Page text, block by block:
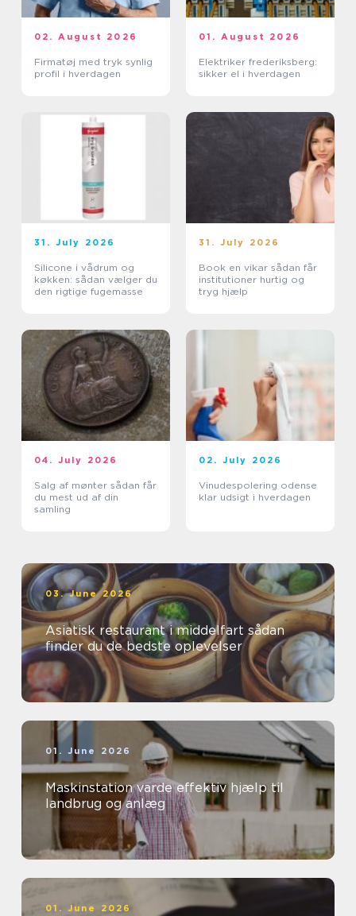
02. August 2026
Firmatøj med tryk synlig
profil i hverdagen
01. August 2026
Elektriker frederiksberg:
sikker el i hverdagen
31. July 2026
Silicone i vådrum og
køkken: sådan vælger du
den rigtige fugemasse
31. July 2026
Book en vikar sådan får
institutioner hurtig og
tryg hjælp
04. July 2026
Salg af mønter sådan får
du mest ud af din
samling
02. July 2026
Vinudespolering odense
klar udsigt i hverdagen
03. June 2026
Asiatisk restaurant i middelfart sådan
finder du de bedste oplevelser
01. June 2026
Maskinstation varde effektiv hjælp til
landbrug og anlæg
01. June 2026